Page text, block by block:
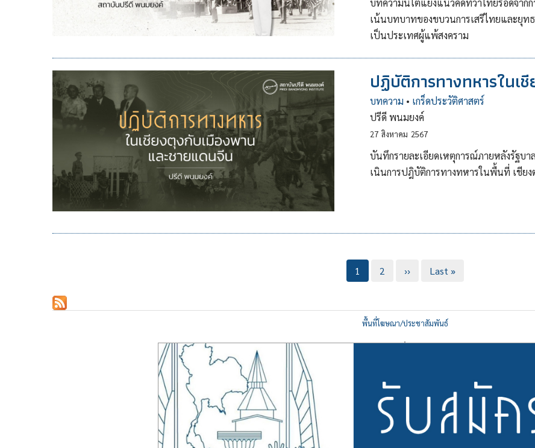
บทความนี้โต้แย้งแนวคิดที่ว่าไทยรอดจาก
เน้นบทบาทของขบวนการเสรีไทยและยุท
เป็นประเทศผู้แพ้สงคราม
ปฏิบัติการทางทหารในเ
บทความ • เกร็ดประวัติศาสตร์
ปรีดี พนมยงค์
27 สิงหาคม 2567
บันทึกรายละเอียดเหตุการณ์ภายหลังรัฐบ
เนินการปฎิบัติการทางทหารในพื้นที่ เชีย
Current
1 Page
2
Next
››
Last
Last »
พื้นที่โฆษณา/ประชาสัมพันธ์